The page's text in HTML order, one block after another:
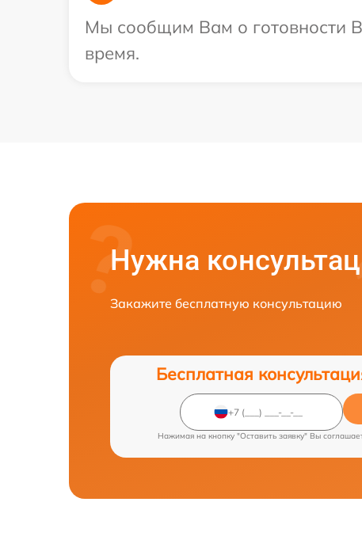
Мы сообщим Вам о готовности
время.
Нужна
Закажите бесплатную консультацию
Бесплатная
Нажимая на кнопку "Оставить заявку" Вы